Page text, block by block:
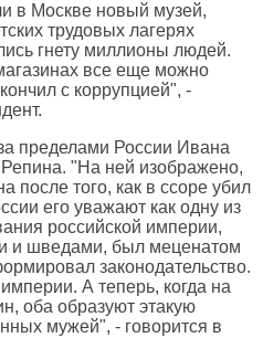
в Москве новый музей,
трудовых лагерях
гнету миллионы людей.
все еще можно
с коррупцией", -
пределами России Ивана
Репина. "На ней изображено,
после того, как в ссоре убил
его уважают как одну из
российской империи,
и шведами, был меценатом
законодательство.
А теперь, когда на
оба образуют этакую
мужей", - говорится в